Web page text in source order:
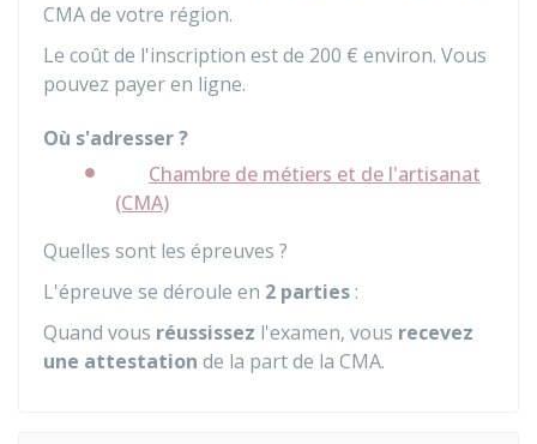
CMAde votre région.
Le coût de l'inscription est de 200 € environ. Vous
pouvez payer en ligne.
Où s'adresser ?
Chambre de métiers et de l'artisanat
(CMA)
Quelles sont les épreuves ?
L'épreuve se déroule en 2 parties :
Quand vous réussissez l'examen, vous recevez
une attestation de la part de la CMA.